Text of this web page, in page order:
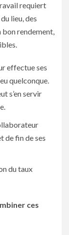
requiert
lieu, des
bon rendement,
effectue ses
quelconque.
s’en servir
de fin de ses
du taux
ces